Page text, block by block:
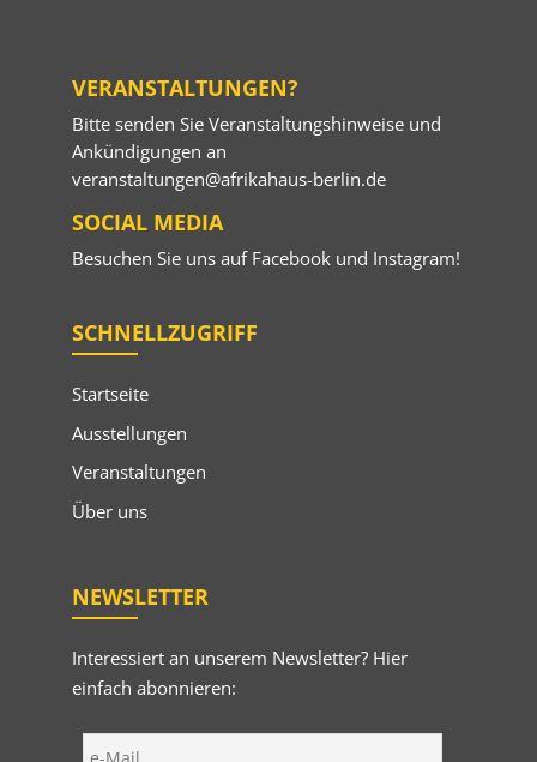
VERANSTALTUNGEN?
Bitte senden Sie Veranstaltungshinweise und
Ankündigungen an
veranstaltungen@afrikahaus-berlin.de
SOCIAL MEDIA
Besuchen Sie uns auf Facebookund Instagram!
SCHNELLZUGRIFF
Startseite
Ausstellungen
Veranstaltungen
Über uns
NEWSLETTER
Interessiert an unserem Newsletter? Hier
einfach abonnieren: